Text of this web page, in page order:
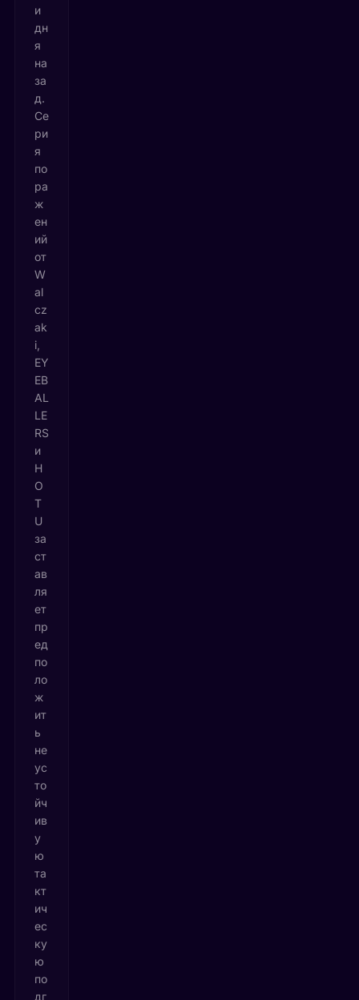
и
дн
я
на
за
д.
Се
ри
я
по
ра
ж
ен
ий
от
W
al
cz
ak
i,
EY
EB
AL
LE
RS
и
H
O
T
U
за
ст
ав
ля
ет
пр
ед
по
ло
ж
ит
ь
не
ус
то
йч
ив
у
ю
та
кт
ич
ес
ку
ю
по
дг